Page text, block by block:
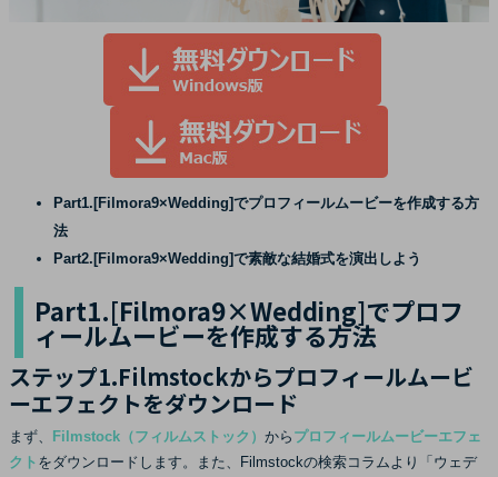
Part1.[Filmora9×Wedding]でプロフィールムービーを作成する方
法
Part2.[Filmora9×Wedding]で素敵な結婚式を演出しよう
Part1.[Filmora9×Wedding]でプロフ
ィールムービーを作成する方法
ステップ1.Filmstockからプロフィールムービ
ーエフェクトをダウンロード
まず、 Filmstock（フィルムストック） から プロフィールムービーエフェ
クト をダウンロードします。また、Filmstockの検索コラムより「ウェデ